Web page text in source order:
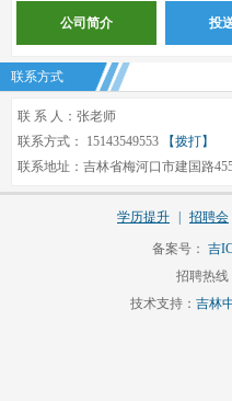
公司简介 投
联系方式
联 系 人：张老师
联系方式： 15143549553
【拨打】
联系地址：吉林省梅河口市建国路
学历提升 招聘会
备案号： 吉
招聘热线
技术支持： 吉林